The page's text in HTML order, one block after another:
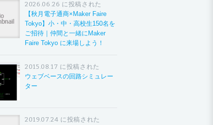
2026.06.26 に投稿された
【秋月電子通商×Maker Faire
Tokyo】小・中・高校生150名を
ご招待｜仲間と一緒にMaker
Faire Tokyo に来場しよう！
2015.08.17 に投稿された
ウェブベースの回路シミュレー
ター
2019.07.24 に投稿された